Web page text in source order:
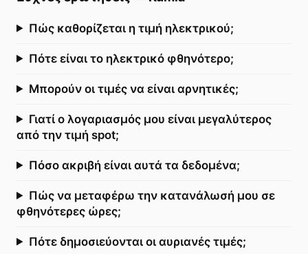
Πώς καθορίζεται η τιμή ηλεκτρικού;
Πότε είναι το ηλεκτρικό φθηνότερο;
Μπορούν οι τιμές να είναι αρνητικές;
Γιατί ο λογαριασμός μου είναι μεγαλύτερος
από την τιμή spot;
Πόσο ακριβή είναι αυτά τα δεδομένα;
Πώς να μεταφέρω την κατανάλωσή μου σε
φθηνότερες ώρες;
Πότε δημοσιεύονται οι αυριανές τιμές;